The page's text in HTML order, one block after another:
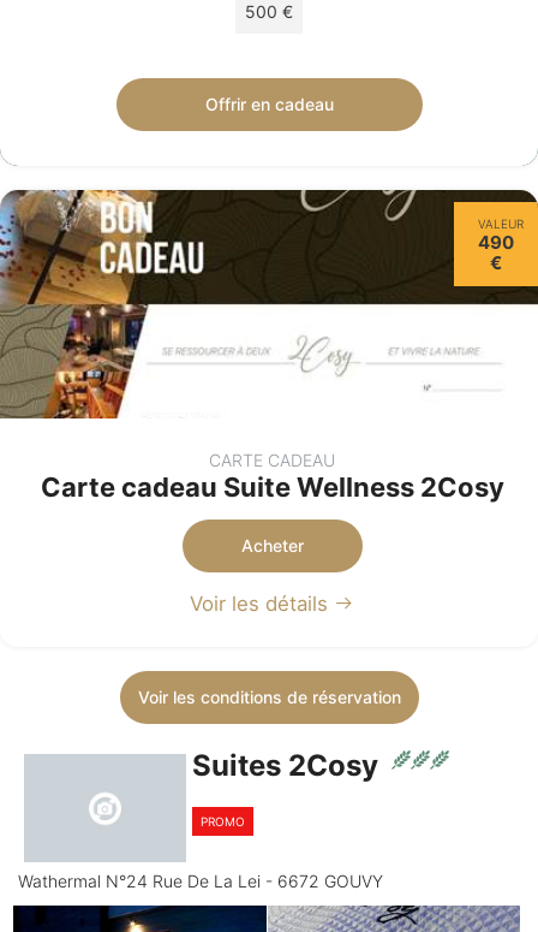
500 €
Offrir en cadeau
VALEUR
490
€
CARTE CADEAU
Carte cadeau Suite Wellness 2Cosy
Acheter
Voir les détails
Voir les conditions de réservation
Suites 2Cosy
PROMO
Wathermal N°24 Rue De La Lei - 6672 GOUVY